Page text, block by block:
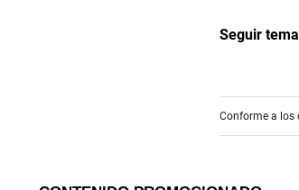
Seguir
Conforme a los